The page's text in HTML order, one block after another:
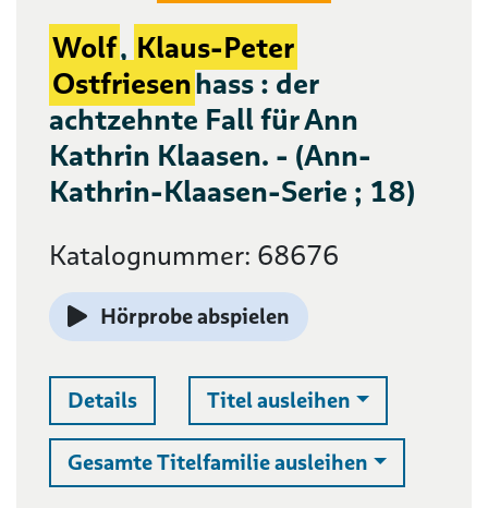
Wolf, Klaus-Peter
Ostfriesenhass : der
achtzehnte Fall für Ann
Kathrin Klaasen. - (Ann-
Kathrin-Klaasen-Serie ; 18)
Katalognummer: 68676
Hörprobe abspielen
Details Titel ausleihen Auswahlliste
Gesamte Titelfamilie ausleihen